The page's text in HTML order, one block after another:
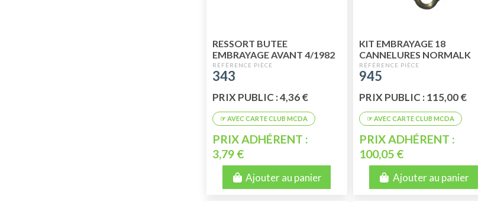
RESSORT BUTEE
EMBRAYAGE AVANT 4/1982
343
PRIX PUBLIC : 4,36 €
PRIX ADHÉRENT :
3,79 €
Ajouter au panier
KIT EMBRAYAGE 18
CANNELURES NORMALK
POUR VEHICULE DE 04/66 A
02/70
945
PRIX PUBLIC : 115,00 €
PRIX ADHÉRENT :
100,05 €
Ajouter au panier